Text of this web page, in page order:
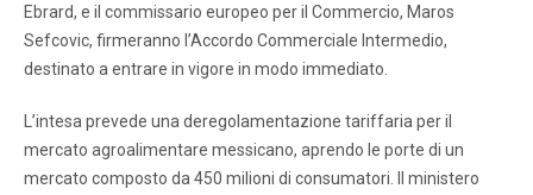
Ebrard, e il commissario europeo per il Commercio, Maros
Sefcovic, firmeranno l’Accordo Commerciale Intermedio,
destinato a entrare in vigore in modo immediato.
L’intesa prevede una deregolamentazione tariffaria per il
mercato agroalimentare messicano, aprendo le porte di un
mercato composto da 450 milioni di consumatori. Il ministero